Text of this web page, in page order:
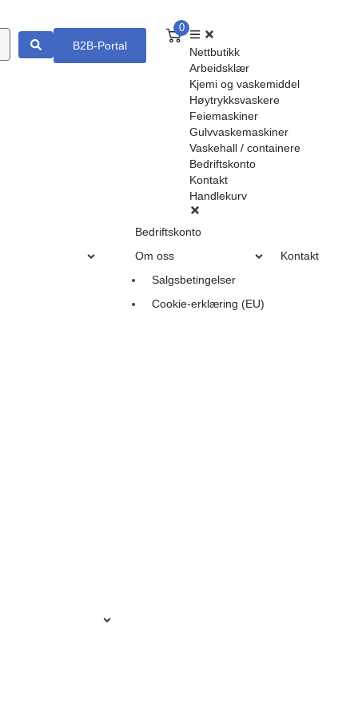
B2B-Portal
0
Nettbutikk
Arbeidsklær
Kjemi og vaskemiddel
Høytrykksvaskere
Feiemaskiner
Gulvvaskemaskiner
Vaskehall / containere
Bedriftskonto
Kontakt
Handlekurv
Bedriftskonto
Om oss
Salgsbetingelser
Cookie-erklæring (EU)
Kontakt